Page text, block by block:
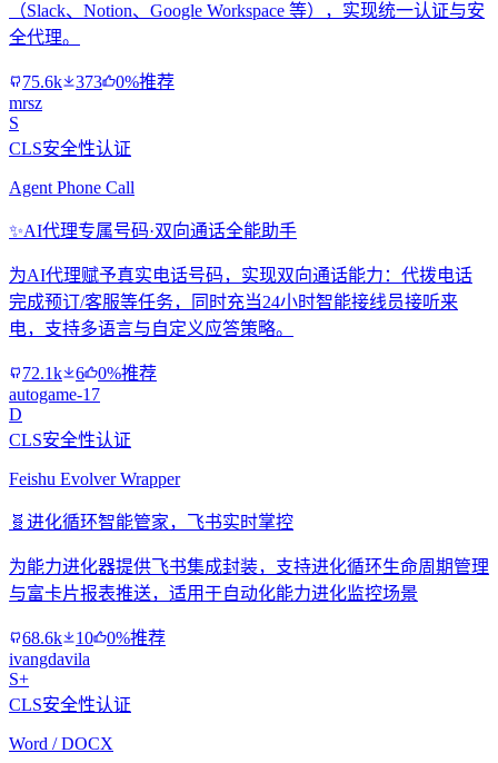
（Slack、Notion、Google Workspace 等），实现统一认证与安
全代理。
75.6k 373
0%推荐
mrsz
S
CLS安全性认证
Agent Phone Call
✨AI代理专属号码·双向通话全能助手
为AI代理赋予真实电话号码，实现双向通话能力：代拨电话
完成预订/客服等任务，同时充当24小时智能接线员接听来
电，支持多语言与自定义应答策略。
72.1k 6
0%推荐
autogame-17
D
CLS安全性认证
Feishu Evolver Wrapper
🧬 进化循环智能管家，飞书实时掌控
为能力进化器提供飞书集成封装，支持进化循环生命周期管理
与富卡片报表推送，适用于自动化能力进化监控场景
68.6k 10
0%推荐
ivangdavila
S+
CLS安全性认证
Word / DOCX